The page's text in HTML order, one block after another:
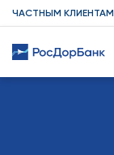
ЧАСТНЫМ КЛИЕНТАМ